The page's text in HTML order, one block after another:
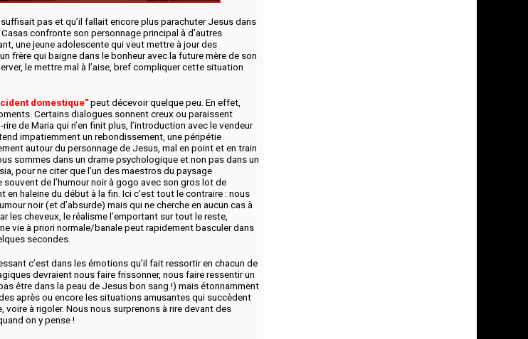
pas et qu’il fallait encore plus parachuter Jesus dans
confronte son personnage principal à d’autres
une jeune adolescente qui veut mettre à jour des
frère qui baigne dans le bonheur avec la future mère de son
le mettre mal à l’aise, bref compliquer cette situation
domestique"peut décevoir quelque peu. En effet,
Certains dialogues sonnent creux ou paraissent
de Maria qui n’en finit plus, l’introduction avec le vendeur
impatiemment un rebondissement, une péripétie
autour du personnage de Jesus, mal en point et en train
sommes dans un drame psychologique et non pas dans un
pour ne citer que l’un des maestros du paysage
de l’humour noir à gogo avec son gros lot de
haleine du début à la fin. Ici c’est tout le contraire : nous
noir (et d’absurde) mais qui ne cherche en aucun cas à
les cheveux, le réalisme l’emportant sur tout le reste,
vie à priori normale/banale peut rapidement basculer dans
secondes.
c’est dans les émotions qu’il fait ressortir en chacun de
devraient nous faire frissonner, nous faire ressentir un
être dans la peau de Jesus bon sang !) mais étonnamment
après ou encore les situations amusantes qui succèdent
à rigoler. Nous nous surprenons à rire devant des
on y pense !